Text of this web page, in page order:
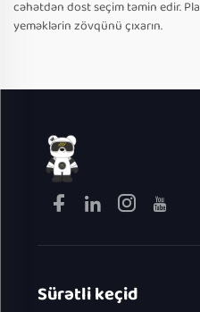
cəhətdən dost seçim təmin edir.
yeməklərin zövqünü çıxarın.
Sürətli keçid